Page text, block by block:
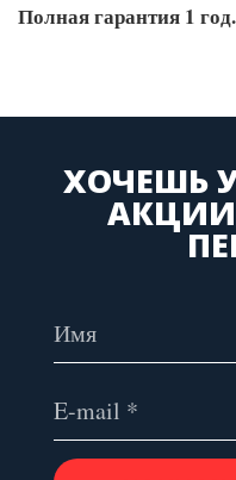
Полная гарантия 1 год.
ХОЧЕШЬ